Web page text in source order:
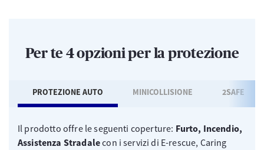
Per te 4 opzioni per la protezione
PROTEZIONE AUTO MINICOLLISIONE 2SAFE
Il prodotto offre le seguenti coperture: Furto, Incendio,
Assistenza Stradalecon i servizi di E-rescue, Caring